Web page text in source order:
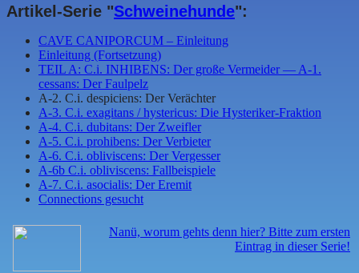
Artikel-Serie "Schweinehunde":
CAVE CANIPORCUM – Einleitung
Einleitung (Fortsetzung)
TEIL A: C.i. INHIBENS: Der große Vermeider — A-1.
cessans: Der Faulpelz
A-2. C.i. despiciens: Der Verächter
A-3. C.i. exagitans / hystericus: Die Hysteriker-Fraktion
A-4. C.i. dubitans: Der Zweifler
A-5. C.i. prohibens: Der Verbieter
A-6. C.i. obliviscens: Der Vergesser
A-6b C.i. obliviscens: Fallbeispiele
A-7. C.i. asocialis: Der Eremit
Connections gesucht
Nanü, worum gehts denn hier? Bitte zum ersten
Eintrag in dieser Serie!